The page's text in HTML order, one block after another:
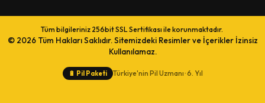
Tüm bilgileriniz 256bit SSL Sertifikası ile korunmaktadır.
© 2026 Tüm Hakları Saklıdır. Sitemizdeki Resimler ve İçerikler İzinsiz
Kullanılamaz.
🔋 Pil Paketi Türkiye'nin Pil Uzmanı · 6. Yıl